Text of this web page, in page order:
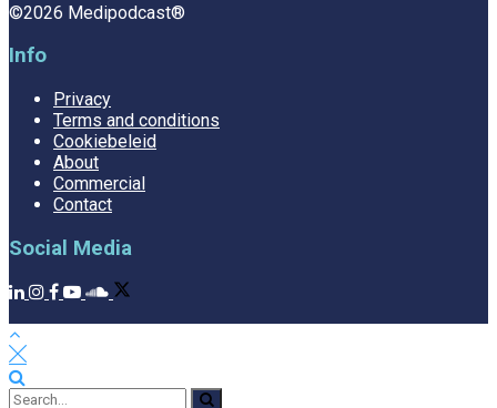
©2026 Medipodcast®
Info
Privacy
Terms and conditions
Cookiebeleid
About
Commercial
Contact
Social Media